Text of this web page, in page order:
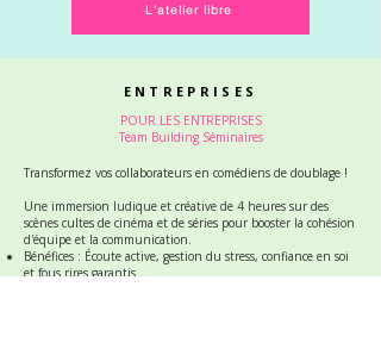
L'atelier libre
ENTREPRISES
POUR LES ENTREPRISES
Team Building Séminaires
Transformez vos collaborateurs en comédiens de doublage !
Une immersion ludique et créative de 4 heures sur des
scènes cultes de cinéma et de séries pour booster la cohésion
d'équipe et la communication.
Bénéfices : Écoute active, gestion du stress, confiance en soi
et fous rires garantis.